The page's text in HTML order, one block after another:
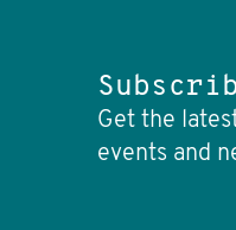
Get the
events and